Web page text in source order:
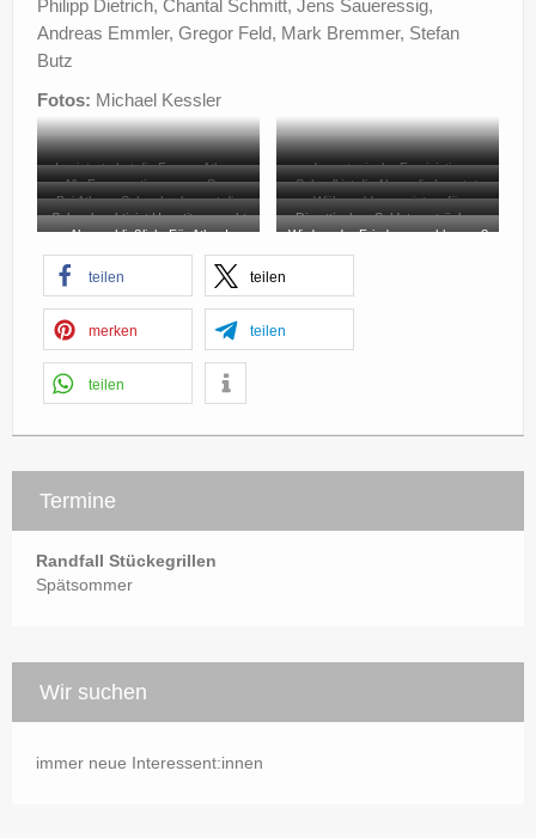
Philipp Dietrich, Chantal Schmitt, Jens Saueressig,
Andreas Emmler, Gregor Feld, Mark Bremmer, Stefan
Butz
Fotos: Michael Kessler
Lysistrata hat die Frauen Athens
eingeladen …
und spartanische Feministinnen
überrumpeln die Stadtwachen mit
einem Trick.
Alle Frauen stimmen zu: Sex-
Streik bis der Krieg endet!
Schnell ist die Akropolis besetzt.
Ratsherr Ohropax ist entsetzt.
Bei Athens Schwulen kommt die
Frage auf: Wie kann man die Lage
Währenddessen ist es für
streikende Frauen in der Stadt
Schwulenaktivist Hepatitos macht
Vorschlag: Sex mit Männern.
Die attischen Soldaten sträuben
Aber schließlich: Für Athen! Wird so der Frieden geschlossen?
teilen teilen
merken teilen
teilen
Termine
Randfall Stückegrillen
Spätsommer
Wir suchen
immer neue Interessent:innen